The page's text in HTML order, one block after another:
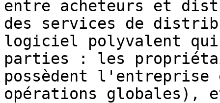
entre acheteurs et
des services de
logiciel polyvalent qui
parties : les
possèdent
opérations globales),